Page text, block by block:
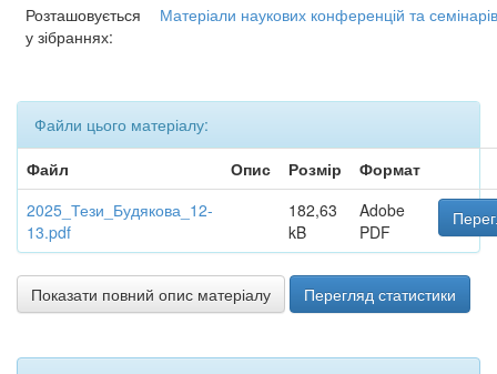
Розташовується
у зібраннях:
Матеріали наукових конференцій та семінарів
Файли цього матеріалу:
Файл
Опис Розмір
Формат
2025_Тези_Будякова_12-
13.pdf
182,63
kB
Adobe
PDF
Показати повний опис матеріалу Перегляд статистики